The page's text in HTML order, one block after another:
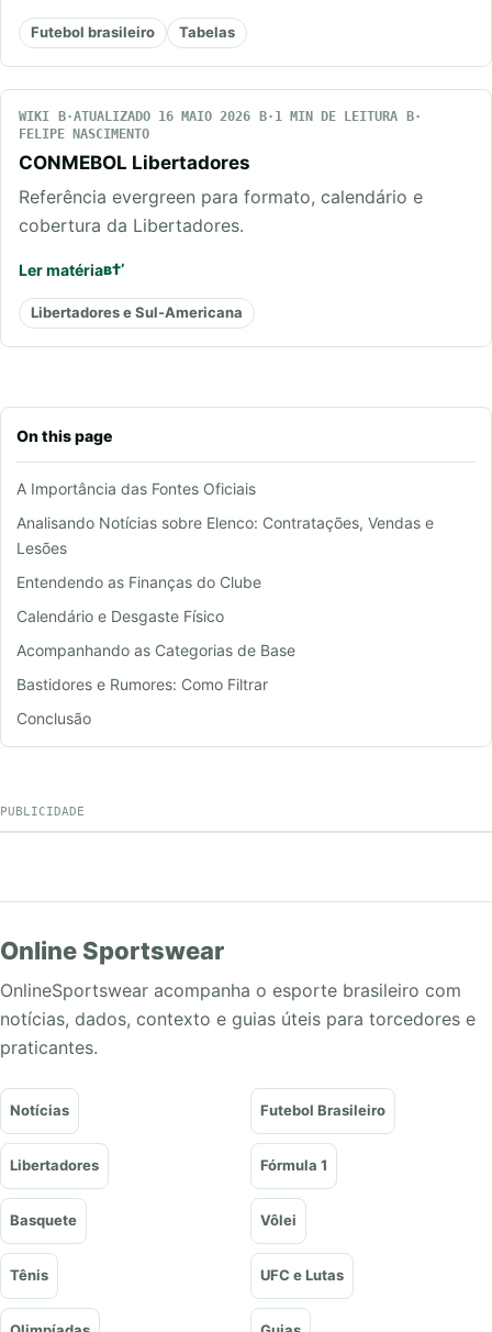
On this page
A Importância das Fontes Oficiais
Analisando Notícias sobre Elenco: Contratações, Vendas e
Lesões
Entendendo as Finanças do Clube
Calendário e Desgaste Físico
Acompanhando as Categorias de Base
Bastidores e Rumores: Como Filtrar
Conclusão
Futebol brasileiro Tabelas
WIKI ATUALIZADO 16 MAIO 2026
1 MIN DE LEITURA
FELIPE NASCIMENTO
CONMEBOL Libertadores
Referência evergreen para formato, calendário e
cobertura da Libertadores.
Ler matéria
Libertadores e Sul-Americana
PUBLICIDADE
Online Sportswear
OnlineSportswear acompanha o esporte brasileiro com
notícias, dados, contexto e guias úteis para torcedores e
praticantes.
Notícias Futebol Brasileiro
Libertadores Fórmula 1
Basquete Vôlei
Tênis UFC e Lutas